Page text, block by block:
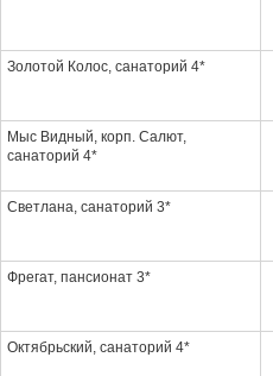
Золотой Колос, санаторий 4*
Мыс Видный, корп. Салют,
санаторий 4*
Светлана, санаторий 3*
Фрегат, пансионат 3*
Октябрьский, санаторий 4*